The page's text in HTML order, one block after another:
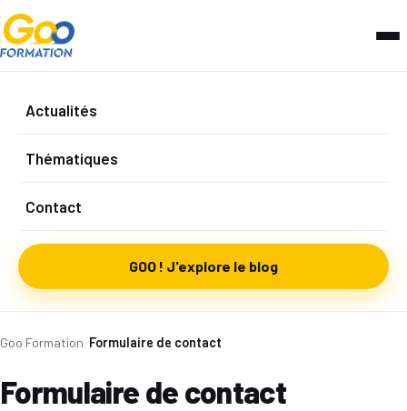
Actualités
Thématiques
Contact
GOO ! J'explore le blog
Goo Formation Formulaire de contact
Formulaire de contact